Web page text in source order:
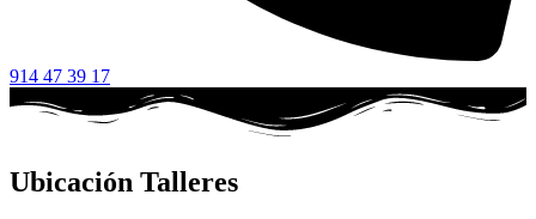
914 47 39 17
Ubicación Talleres